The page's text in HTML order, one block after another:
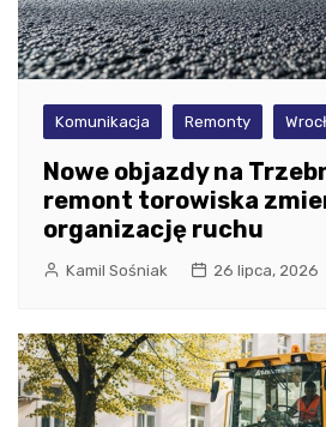
Komunikacja Remonty
Nowe objazdy na
remont torowiska
organizację ruchu
Kamil Sośniak 26 lipca, 2026